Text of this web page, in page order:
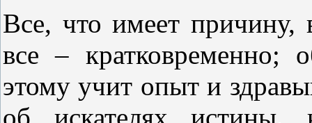
Все, что имеет причину,
все – кратковременно;
этому учит опыт и